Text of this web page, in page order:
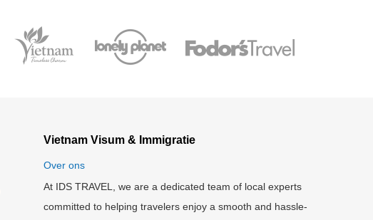
Vietnam Visum & Immigratie
Over ons
At IDS TRAVEL, we are a dedicated team of local experts
committed to helping travelers enjoy a smooth and hassle-